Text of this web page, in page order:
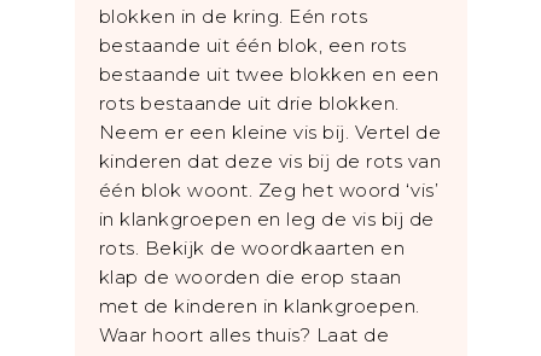
blokken in de kring. Eén rots
bestaande uit één blok, een rots
bestaande uit twee blokken en een
rots bestaande uit drie blokken.
Neem er een kleine vis bij. Vertel de
kinderen dat deze vis bij de rots van
één blok woont. Zeg het woord ‘vis’
in klankgroepen en leg de vis bij de
rots. Bekijk de woordkaarten en
klap de woorden die erop staan
met de kinderen in klankgroepen.
Waar hoort alles thuis? Laat de